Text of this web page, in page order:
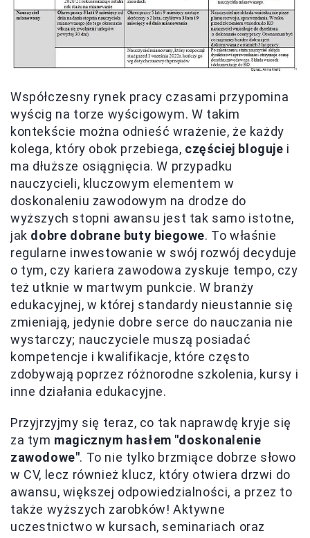
Współczesny rynek pracy czasami przypomina
wyścig na torze wyścigowym. W takim
kontekście można odnieść wrażenie, że każdy
kolega, który obok przebiega, częściej bloguje i
ma dłuższe osiągnięcia. W przypadku
nauczycieli, kluczowym elementem w
doskonaleniu zawodowym na drodze do
wyższych stopni awansu jest tak samo istotne,
jak dobre dobrane buty biegowe. To właśnie
regularne inwestowanie w swój rozwój decyduje
o tym, czy kariera zawodowa zyskuje tempo, czy
też utknie w martwym punkcie. W branży
edukacyjnej, w której standardy nieustannie się
zmieniają, jedynie dobre serce do nauczania nie
wystarczy; nauczyciele muszą posiadać
kompetencje i kwalifikacje, które często
zdobywają poprzez różnorodne szkolenia, kursy i
inne działania edukacyjne.
Przyjrzyjmy się teraz, co tak naprawdę kryje się
za tym magicznym hasłem "doskonalenie
zawodowe". To nie tylko brzmiące dobrze słowo
w CV, lecz również klucz, który otwiera drzwi do
awansu, większej odpowiedzialności, a przez to
także wyższych zarobków! Aktywne
uczestnictwo w kursach, seminariach oraz